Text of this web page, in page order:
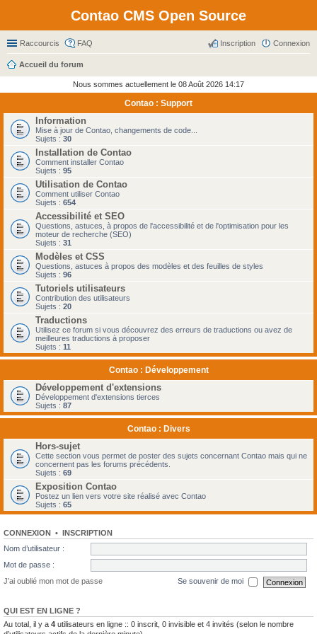
Contao CMS Open Source
Raccourcis FAQ Connexion
Inscription
Accueil du forum
Nous sommes actuellement le 08 Août 2026 14:17
Contao : Support
Information
Mise à jour de Contao, changements de code...
Sujets : 30
Installation de Contao
Comment installer Contao
Sujets : 95
Utilisation de Contao
Comment utiliser Contao
Sujets : 654
Accessibilité et SEO
Questions, astuces, à propos de l'accessibilité et de l'optimisation pour les
moteur de recherche (SEO)
Sujets : 31
Modèles et CSS
Questions, astuces à propos des modèles et des feuilles de styles
Sujets : 96
Tutoriels utilisateurs
Contribution des utilisateurs
Sujets : 20
Traductions
Utilisez ce forum si vous découvrez des erreurs de traductions ou avez de
meilleures traductions à proposer
Sujets : 11
Contao : Développement
Développement d'extensions
Développement d'extensions tierces
Sujets : 87
Contao : Divers
Hors-sujet
Cette section vous permet de poster des sujets concernant Contao mais qui ne
concernent pas les forums précédents.
Sujets : 69
Exposition Contao
Postez un lien vers votre site réalisé avec Contao
Sujets : 65
CONNEXION • INSCRIPTION
Nom d’utilisateur :
Mot de passe :
J’ai oublié mon mot de passe
Se souvenir de moi
QUI EST EN LIGNE ?
Au total, il y a 4 utilisateurs en ligne :: 0 inscrit, 0 invisible et 4 invités (selon le nombre